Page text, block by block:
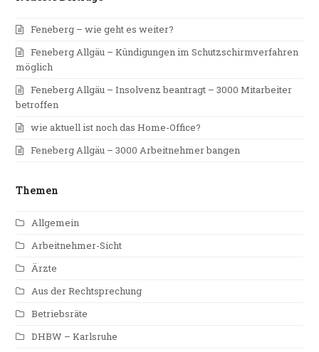
Feneberg – wie geht es weiter?
Feneberg Allgäu – Kündigungen im Schutzschirmverfahren
möglich
Feneberg Allgäu – Insolvenz beantragt – 3000 Mitarbeiter
betroffen
wie aktuell ist noch das Home-Office?
Feneberg Allgäu – 3000 Arbeitnehmer bangen
Themen
Allgemein
Arbeitnehmer-Sicht
Ärzte
Aus der Rechtsprechung
Betriebsräte
DHBW – Karlsruhe